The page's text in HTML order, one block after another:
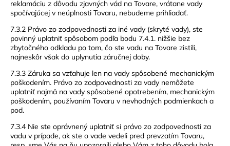
reklamáciu z dôvodu zjavných vád na Tovare, vrátane vady
spočívajúcej v neúplnosti Tovaru, nebudeme prihliadať.
7.3.2 Právo zo zodpovednosti za iné vady (skryté vady), ste
povinný uplatniť spôsobom podľa bodu 7.4.1. nižšie bez
zbytočného odkladu po tom, čo ste vadu na Tovare zistili,
najneskôr však do uplynutia záručnej doby.
7.3.3 Záruka sa vzťahuje len na vady spôsobené mechanickým
poškodením. Právo zo zodpovednosti za vady nemôžete
uplatniť najmä na vady spôsobené opotrebením, mechanickým
poškodením, používaním Tovaru v nevhodných podmienkach a
pod.
7.3.4 Nie ste oprávnený uplatniť si právo zo zodpovednosti za
vadu v prípade, ak ste o vade vedeli pred prevzatím Tovaru,